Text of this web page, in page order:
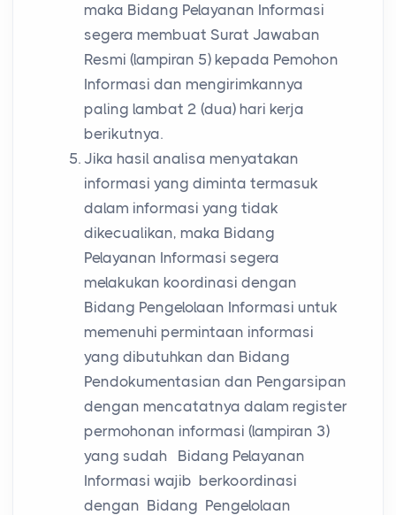
maka Bidang Pelayanan Informasi
segera membuat Surat Jawaban
Resmi (lampiran 5) kepada Pemohon
Informasi dan mengirimkannya
paling lambat 2 (dua) hari kerja
berikutnya.
Jika hasil analisa menyatakan
informasi yang diminta termasuk
dalam informasi yang tidak
dikecualikan, maka Bidang
Pelayanan Informasi segera
melakukan koordinasi dengan
Bidang Pengelolaan Informasi untuk
memenuhi permintaan informasi
yang dibutuhkan dan Bidang
Pendokumentasian dan Pengarsipan
dengan mencatatnya dalam register
permohonan informasi (lampiran 3)
yang sudah Bidang Pelayanan
Informasi wajib berkoordinasi
dengan Bidang Pengelolaan